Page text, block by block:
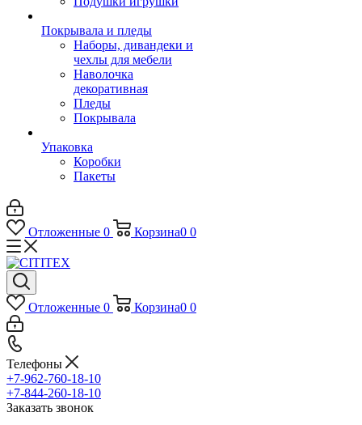
Покрывала и пледы
Наборы, дивандеки и
чехлы для мебели
Наволочка
декоративная
Пледы
Покрывала
Упаковка
Коробки
Пакеты
Отложенные 0 Корзина0 0
Отложенные 0 Корзина0 0
Телефоны
+7-962-760-18-10
+7-844-260-18-10
Заказать звонок